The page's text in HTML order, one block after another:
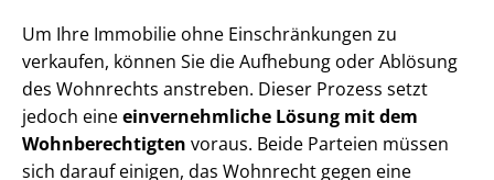
Um Ihre Immobilie ohne Einschränkungen zu
verkaufen, können Sie die Aufhebung oder Ablösung
des Wohnrechts anstreben. Dieser Prozess setzt
jedoch eineeinvernehmliche Lösung mit dem
Wohn­be­rech­tig­ten voraus. Beide Parteien müssen
sich darauf einigen, das Wohnrecht gegen eine